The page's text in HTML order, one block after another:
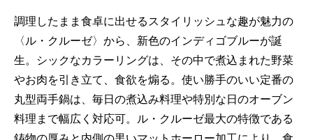
調理したまま食卓に出せるスタイリッシュな趣が魅力の
〈ル・クルーゼ〉から、新色のインディゴブルーが誕
生。シックなカラーリングは、その中で煮込まれた野菜
やお肉を引き立て、食欲を煽る。使い勝手のいい定番の
丸型両手鍋は、毎日の煮込み料理や特別な日のオーブン
料理まで幅広く対応可。ル・クルーゼ最大の特徴である